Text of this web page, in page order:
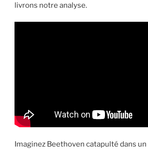
livrons notre analyse.
Imaginez Beethoven catapulté dans